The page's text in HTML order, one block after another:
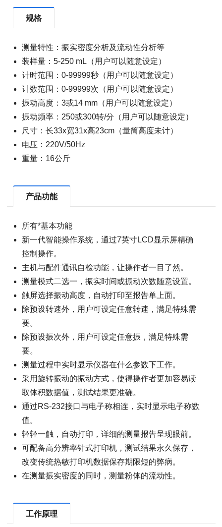
规格
测量特性：振实密度分析及流动性分析等
装样量：5-250 mL（用户可以随意设定）
计时范围：0-99999秒（用户可以随意设定）
计数范围：0-99999次（用户可以随意设定）
振动高度：3或14 mm（用户可以随意设定）
振动频率：250或300转/分（用户可以随意设定）
尺寸：长33x宽31x高23cm（量筒高度未计）
电压：220V/50Hz
重量：16公斤
产品功能
所有*基本功能
新一代智能操作系统，通过7英寸LCD显示屏精确
控制操作。
主机与配件通讯自检功能，让操作者一目了然。
测量模式二选一，振实时间或振动次数随意设置。
触屏选择振动高度，自动打印至报告单上面。
除预设转速外，用户可设定任意转速，满足特殊需
要。
除预设振次外，用户可设定任意振，满足特殊需
要。
测量过程中实时显示仪器在什么参数下工作。
采用旋转振动的振动方式，使得操作者更加容易读
取体积数据值，测试结果更准确。
通过RS-232接口与电子称相连，实时显示电子称数
值。
轻轻一触，自动打印，详细的测量报告呈现眼前。
可配备高分辨率针式打印机，测试结果永久保存，
改变传统热敏打印机数据保存期限短的弊病。
在测量振实密度的同时，测量粉体的流动性。
工作原理